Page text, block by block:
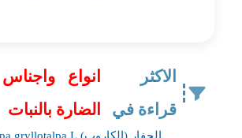
الاكثر
قراءة في
انواع
الضارة بالنبات